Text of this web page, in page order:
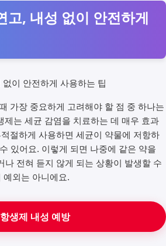
고, 내성 없이 안전하게
가장 중요하게 고려해야 할 점 중 하나는
제는 세균 감염을 치료하는 데 매우 효과
절하게 사용하면 세균이 약물에 저항하
있어요. 이렇게 되면 나중에 같은 약을
나 전혀 듣지 않게 되는 상황이 발생할 수
예외는 아니에요.
항생제 내성 예방